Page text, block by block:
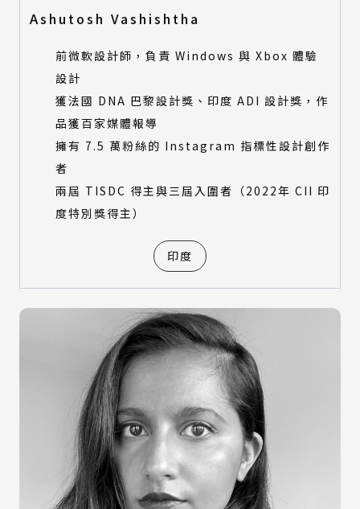
Ashutosh Vashishtha
前微軟設計師，負責 Windows 與 Xbox 體驗
設計
獲法國 DNA 巴黎設計獎、印度 ADI 設計獎，作
品獲百家媒體報導
擁有 7.5 萬粉絲的 Instagram 指標性設計創作
者
兩屆 TISDC 得主與三屆入圍者（2022年 CII 印
度特別獎得主）
印度